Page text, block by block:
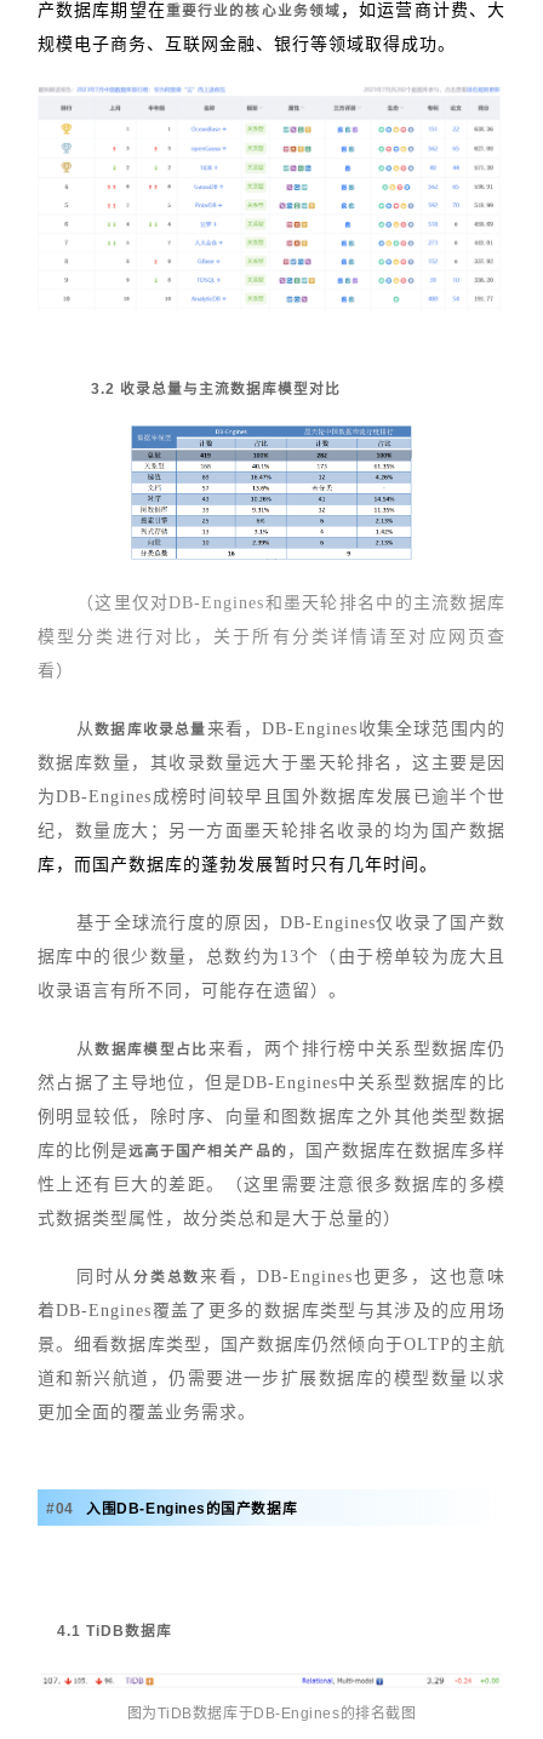
产数据库期望在重要行业的核心业务领域 ，如运营商计费、大
规模电子商务、互联网金融、银行等领域取得成功。
3.2 收录总量与主流数据库模型对比
（这里仅对DB-Engines和墨天轮排名中的主流数据库
模型分类进行对比，关于所有分类详情请至对应网页查
看）
从数据库收录总量来看，DB-Engines收集全球范围内的
数据库数量，其收录数量远大于墨天轮排名，这主要是因
为DB-Engines成榜时间较早且国外数据库发展已逾半个世
纪，数量庞大；另一方面墨天轮排名收录的均为国产数据
库，而国产数据库的蓬勃发展暂时只有几年时间。
基于全球流行度的原因，DB-Engines仅收录了国产数
据库中的很少数量， 总数约为13个（由于榜单较为庞大且
收录语言有所不同，可能存在遗留）。
从数据库模型占比来看，两个排行榜中关系型数据库仍
然占据了主导地位 ，但是DB-Engines中关系型数据库的 比
例明显较低 ，除时序、向量和图数据库之外其他类型数据
库的比例是远高于国产相关产品的 ，国产数据库在数据库多样
性上还有巨大的差距。（这里需要注意很多数据库的多模
式数据类型属性，故分类总和是大于总量的）
同时从分类总数来看，DB-Engines也更多，这也意味
着DB-Engines覆盖了更多的数据库类型与其涉及的应用场
景。细看数据库类型，国产数据库仍然倾向于OLTP的主航
道和新兴航道，仍需要进一步扩展数据库的模型数量以求
更加全面的覆盖业务需求。
#04 入围DB-Engines的国产数据库
4.1 TiDB数据库
图为TiDB数据库于DB-Engines的排名截图